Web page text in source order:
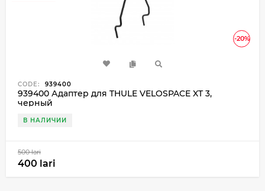
-20%
CODE: 939400
939400 Адаптер для THULE VELOSPACE XT 3,
черный
В НАЛИЧИИ
500 lari
400 lari